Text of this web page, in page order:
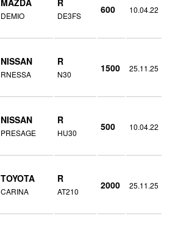
MAZDA
DEMIO
R
DE3FS
600 10.04.22
NISSAN
RNESSA
R
N30
1500 25.11.25
NISSAN
PRESAGE
R
HU30
500 10.04.22
TOYOTA
CARINA
R
AT210
2000 25.11.25